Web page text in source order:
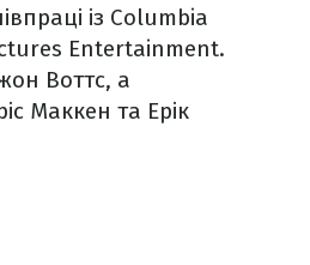
із Columbia
Entertainment.
Воттс, а
Маккен та Ерік